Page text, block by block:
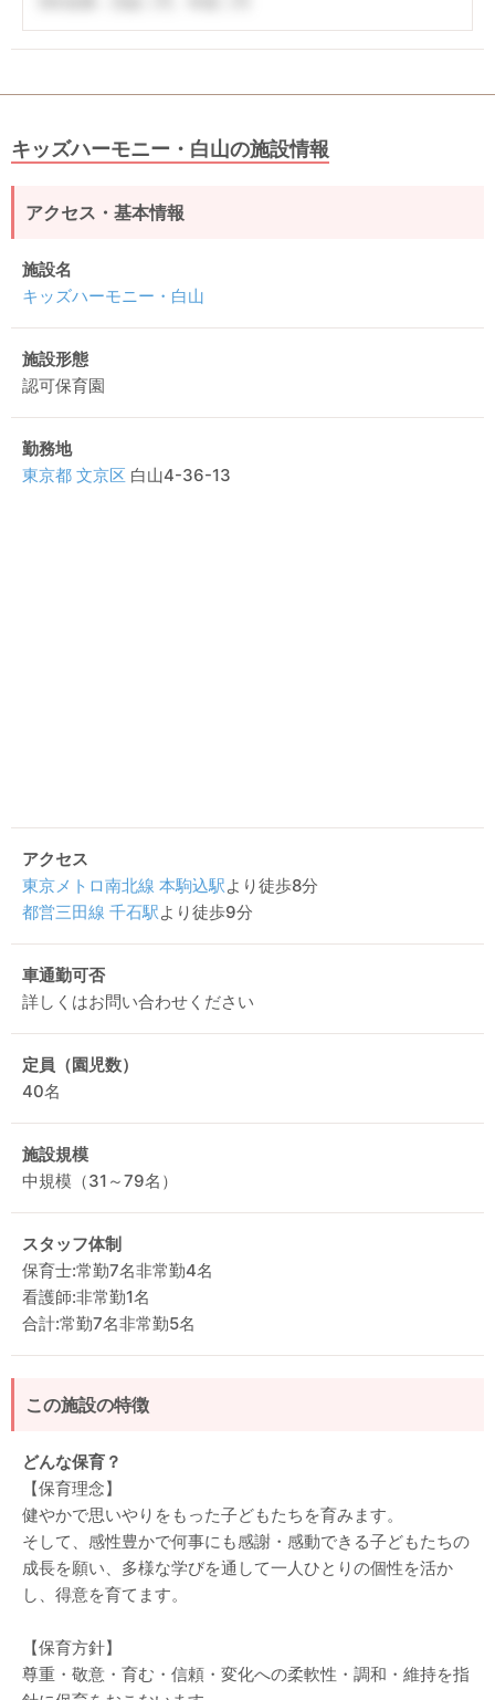
キッズハーモニー・白山の施設情報
アクセス・基本情報
施設名
キッズハーモニー・白山
施設形態
認可保育園
勤務地
東京都 文京区 白山4-36-13
アクセス
東京メトロ南北線 本駒込駅より徒歩8分
都営三田線 千石駅より徒歩9分
車通勤可否
詳しくはお問い合わせください
定員（園児数）
40名
施設規模
中規模（31～79名）
スタッフ体制
保育士:常勤7名非常勤4名
看護師:非常勤1名
合計:常勤7名非常勤5名
この施設の特徴
どんな保育？
【保育理念】
健やかで思いやりをもった子どもたちを育みます。
そして、感性豊かで何事にも感謝・感動できる子どもたちの
成長を願い、多様な学びを通して一人ひとりの個性を活か
し、得意を育てます。
【保育方針】
尊重・敬意・育む・信頼・変化への柔軟性・調和・維持を指